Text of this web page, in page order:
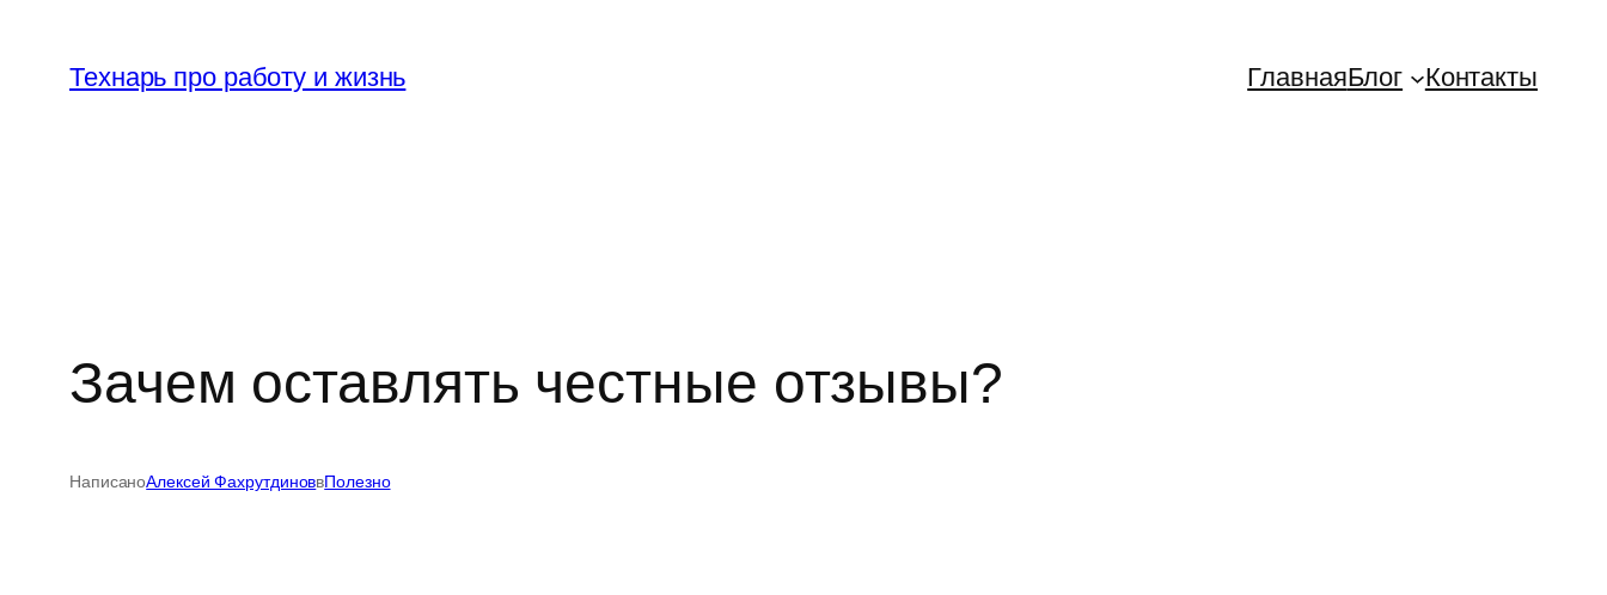
содержимому
Технарь про работу и жизнь ГлавнаяБлог Контакты
Зачем оставлять честные отзывы?
НаписаноАлексей ФахрутдиноввПолезно